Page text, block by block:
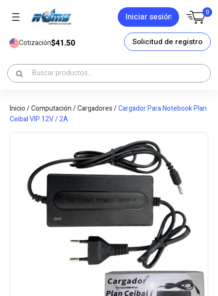
Iniciar sesión 0
Cotización$41.50 Solicitud de registro
Inicio/Computación/Cargadores/Cargador Para Notebook Plan
Ceibal VIP 12V / 2A